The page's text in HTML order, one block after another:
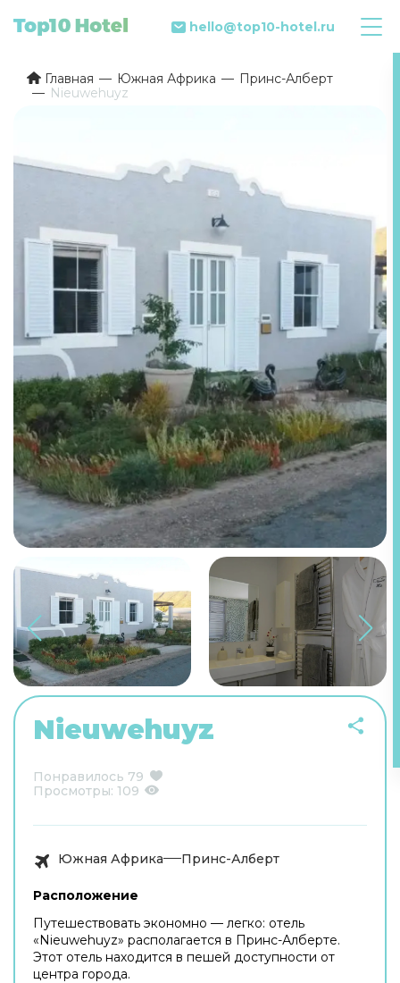
hello@top10-hotel.ru
Главная Южная Африка
Принс-Алберт
Nieuwehuyz
Nieuwehuyz
Понравилось 79
Просмотры: 109
Южная Африка Принс-Алберт
Расположение
Путешествовать экономно — легко: отель
«Nieuwehuyz» располагается в Принс-Алберте.
Этот отель находится в пешей доступности от
центра города.